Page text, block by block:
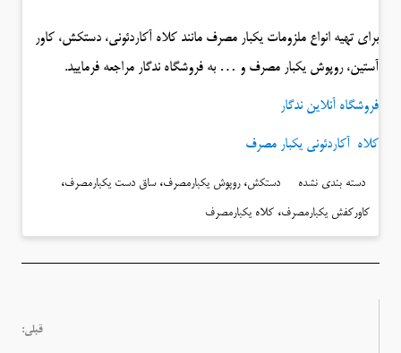
برای تهیه انواع ملزومات یکبار مصرف مانند کلاه آکاردئونی، دستکش، کاور
آستین، روپوش یکبار مصرف و … به فروشگاه ندگار مراجعه فرمایید.
فروشگاه آنلاین ندگار
کلاه آکاردئونی یکبار مصرف
دسته بندی نشده دستکش،روپوش یکبارمصرف،ساق دست یکبارمصرف،
کاورکفش یکبارمصرف، کلاه یکبارمصرف
قبلی: